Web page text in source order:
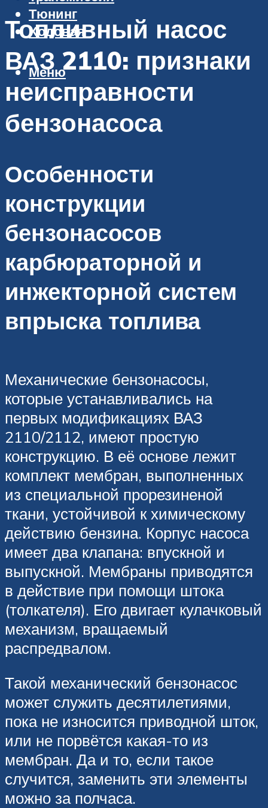
Тюнинг
Ходовая
Меню
Топливный насос
ВАЗ 2110: признаки
неисправности
бензонасоса
Особенности
конструкции
бензонасосов
карбюраторной и
инжекторной систем
впрыска топлива
Механические бензонасосы,
которые устанавливались на
первых модификациях ВАЗ
2110/2112, имеют простую
конструкцию. В её основе лежит
комплект мембран, выполненных
из специальной прорезиненой
ткани, устойчивой к химическому
действию бензина. Корпус насоса
имеет два клапана: впускной и
выпускной. Мембраны приводятся
в действие при помощи штока
(толкателя). Его двигает кулачковый
механизм, вращаемый
распредвалом.
Такой механический бензонасос
может служить десятилетиями,
пока не износится приводной шток,
или не порвётся какая-то из
мембран. Да и то, если такое
случится, заменить эти элементы
можно за полчаса.